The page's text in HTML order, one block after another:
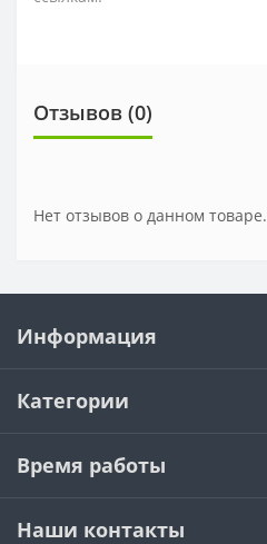
Отзывов (0)
Нет отзывов о данном товаре.
Информация
Категории
Время работы
Наши контакты